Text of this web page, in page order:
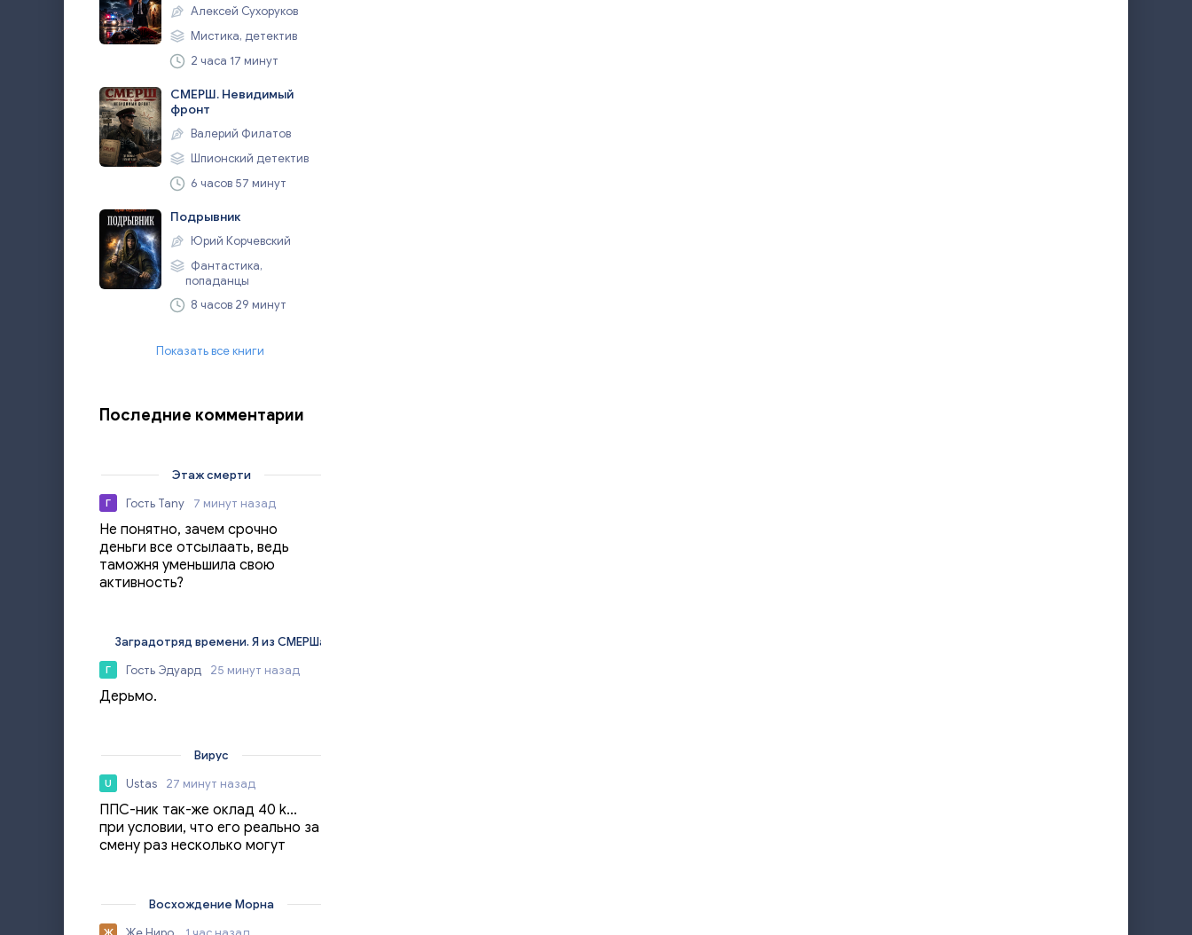
Алексей Сухоруков
Мистика, детектив
2 часа 17 минут
СМЕРШ. Невидимый
фронт
Валерий Филатов
Шпионский детектив
6 часов 57 минут
Подрывник
Юрий Корчевский
Фантастика,
попаданцы
8 часов 29 минут
Показать все книги
Последние комментарии
Этаж смерти
Г Гость Tany 7 минут назад
Не понятно, зачем срочно
деньги все отсылаать, ведь
таможня уменьшила свою
активность?
Заградотряд времени. Я из СМЕРШа
Г Гость Эдуард 25 минут назад
Дерьмо.
Вирус
U Ustas 27 минут назад
ППС-ник так-же оклад 40 k...
при условии, что его реально за
смену раз несколько могут
Восхождение Морна
Ж